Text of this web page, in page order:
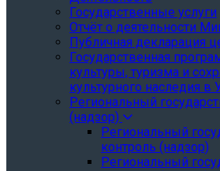
Государственные услуги
Отчёт о деятельности
Публичная декларация
Государственная
культуры, туризма и
культурного наследия в
Региональный
(надзор)
Региональный
контроль (надзор)
Региональный